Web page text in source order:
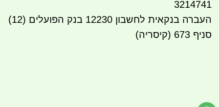
3214741
העברה בנקאית לחשבון 12230 בנק הפועלים (12)
סניף 673 (קיסריה)